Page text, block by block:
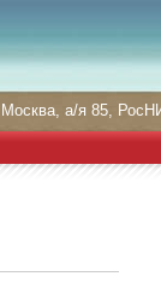
Москва, а/я 85,